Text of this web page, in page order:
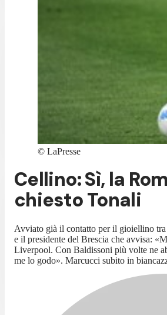
© LaPresse
Cellino: Sì, la
chiesto Tonali
Avviato già il contatto per il gioiellino tra
e il presidente del Brescia che avvisa:
Liverpool. Con Baldissoni più volte ne
me lo godo». Marcucci subito in